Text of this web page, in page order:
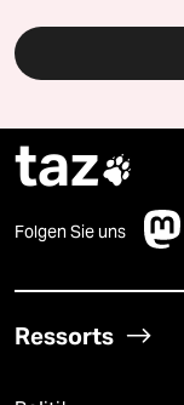
taz
Folgen Sie uns
Ressorts